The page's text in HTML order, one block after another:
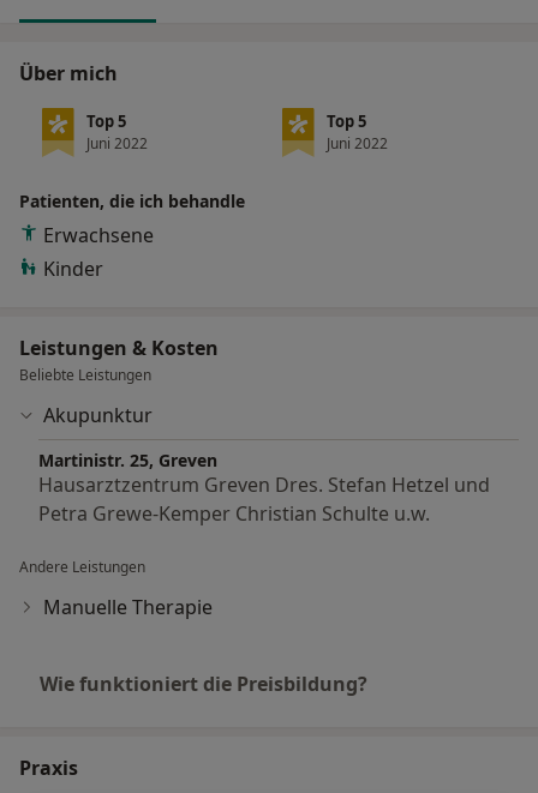
Über mich
Top 5
Juni 2022
Top 5
Juni 2022
Patienten, die ich behandle
Erwachsene
Kinder
Leistungen & Kosten
Beliebte Leistungen
Akupunktur
Martinistr. 25, Greven
Hausarztzentrum Greven Dres. Stefan Hetzel und
Petra Grewe-Kemper Christian Schulte u.w.
Andere Leistungen
Manuelle Therapie
Wie funktioniert die Preisbildung?
Praxis